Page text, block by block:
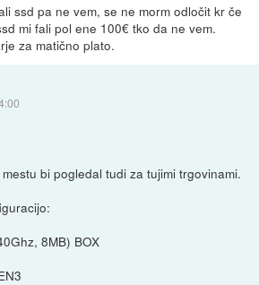
ssd pa ne vem, se ne morm odločit kr če
mi fali pol ene 100€ tko da ne vem.
za matično plato.
bi pogledal tudi za tujimi trgovinami.
8MB) BOX